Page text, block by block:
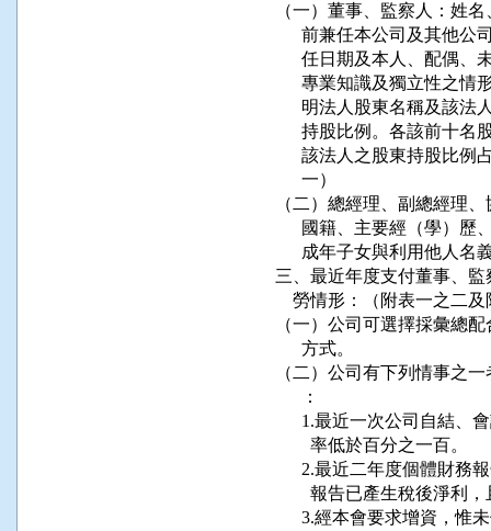
（一）董事、監察人：姓
前兼任本公司及其他
任日期及本人、配偶
專業知識及獨立性之
明法人股東名稱及該
持股比例。各該前十
該法人之股東持股比
      一）
（二）總經理、副總經理
國籍、主要經（學）
成年子女與利用他人
三、最近年度支付董事、
勞情形：（附表一之二
（一）公司可選擇採彙總
      方式。
（二）公司有下列情事之
      ：
1.最近一次公司自結
        率低於百分之一百。
2.最近二年度個體財
報告已產生稅後淨
3.經本會要求增資，